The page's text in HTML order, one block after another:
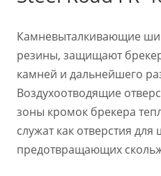
Камневыталкивающие
резины, защищают
камней и дальнейшего
Воздухоотводящие
зоны кромок брекера
служат как отверстия
предотвращающих